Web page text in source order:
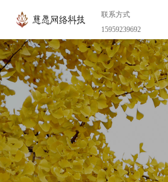
联系方式
15959239692